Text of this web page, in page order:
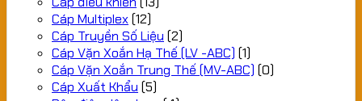
Cáp Multiplex(12)
Cáp Truyền Số Liệu (2)
Cáp Vặn Xoắn Hạ Thế (LV -ABC) (1)
Cáp Vặn Xoắn Trung Thế (MV-ABC) (0)
Cáp Xuất Khẩu (5)